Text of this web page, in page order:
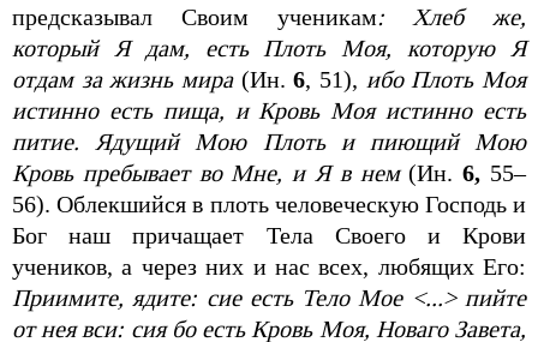
предсказывал Своим ученикам: Хлеб же,
который Я дам, есть Плоть Моя, которую Я
отдам за жизнь мира(Ин.6, 51), ибо Плоть Моя
истинно есть пища, и Кровь Моя истинно есть
питие. Ядущий Мою Плоть и пиющий Мою
Кровь пребывает во Мне, и Я в нем(Ин.6, 55–
56). Облекшийся в плоть человеческую Господь и
Бог наш причащает Тела Своего и Крови
учеников, а через них и нас всех, любящих Его:
Приимите, ядите: сие есть Тело Мое <...> пийте
от нея вси: сия бо есть Кровь Моя, Новаго Завета,